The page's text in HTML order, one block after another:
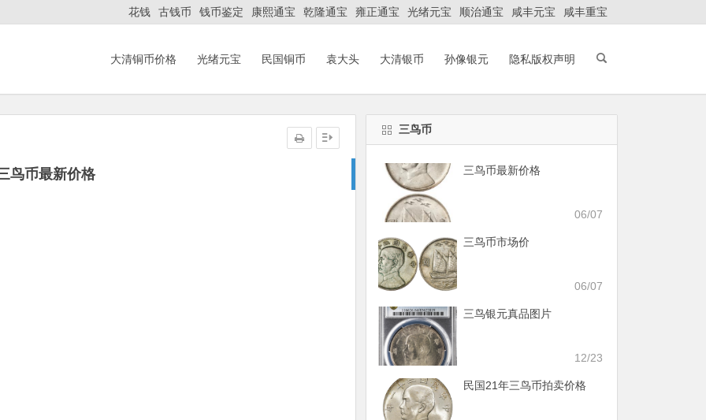
花钱 古钱币 钱币鉴定 康熙通宝 乾隆通宝 雍正通宝 光绪元宝 顺治通宝 咸丰元宝 咸丰重宝
大清铜币价格 光绪元宝 民国铜币 袁大头 大清银币 孙像银元 隐私版权声明
鸟币最新价格
三鸟币
三鸟币最新价格
06/07
三鸟币市场价
06/07
三鸟银元真品图片
12/23
民国21年三鸟币拍卖价格